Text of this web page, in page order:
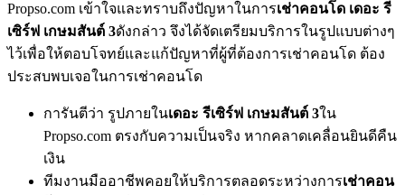
Propso.com เข้าใจและทราบถึงปัญหาในการเช่าคอนโด เดอะ รี
เซิร์ฟ เกษมสันต์ 3ดังกล่าว จึงได้จัดเตรียมบริการในรูปแบบต่างๆ
ไว้เพื่อให้ตอบโจทย์และแก้ปัญหาที่ผู้ที่ต้องการเช่าคอนโด ต้อง
ประสบพบเจอในการเช่าคอนโด
การันตีว่า รูปภายในเดอะ รีเซิร์ฟ เกษมสันต์ 3ใน
Propso.com ตรงกับความเป็นจริง หากคลาดเคลื่อนยินดีคืน
เงิน
ทีมงานมืออาชีพคอยให้บริการตลอดระหว่างการเช่าคอน